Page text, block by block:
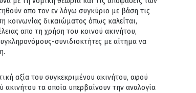
απο τον εν λόγω συγκύριο με βάση τις
κοινωνίας δικαιώματος όπως καλείται,
απο τη χρήση του κοινού ακινήτου,
συνιδιοκτήτες με αίτημα να
αξία του συγκεκριμένου ακινήτου, αφού
τα οποία υπερβαίνουν την αναλογία